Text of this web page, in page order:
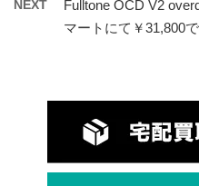
NEXT
Fulltone OCD V2
マートにて￥31,800